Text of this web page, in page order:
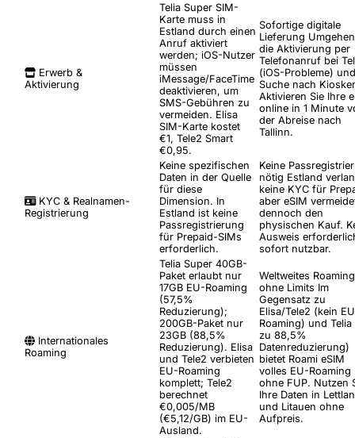
Erwerb &
Aktivierung
Telia Super SIM-
Karte muss in
Estland durch einen
Anruf aktiviert
werden; iOS-Nutzer
müssen
iMessage/FaceTime
deaktivieren, um
SMS-Gebühren zu
vermeiden. Elisa
SIM-Karte kostet
€1, Tele2 Smart
€0,95.
Sofortige digitale
Lieferung
die Aktivierung per
Telefonanruf bei
(iOS-Probleme)
Suche nach
Aktivieren Sie Ihre
online in 1 Minute
der Abreise nach
Tallinn.
KYC & Realnamen-
Registrierung
Keine spezifischen
Daten in der Quelle
für diese
Dimension. In
Estland ist keine
Passregistrierung
für Prepaid-SIMs
erforderlich.
Keine
nötig Estland
keine KYC für
aber eSIM
dennoch den
physischen Kauf.
Ausweis
sofort nutzbar.
Internationales
Roaming
Telia Super 40GB-
Paket erlaubt nur
17GB EU-Roaming
(57,5%
Reduzierung);
200GB-Paket nur
23GB (88,5%
Reduzierung). Elisa
und Tele2 verbieten
EU-Roaming
komplett; Tele2
berechnet
€0,005/MB
(€5,12/GB) im EU-
Ausland.
Weltweites Roaming
ohne Limits Im
Gegensatz zu
Elisa/Tele2 (kein
Roaming) und
zu 88,5%
Datenreduzierung)
bietet Roami eSIM
volles EU-Roaming
ohne FUP. Nutzen
Ihre Daten in
und Litauen ohne
Aufpreis.